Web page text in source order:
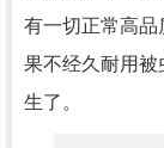
有一切正常高品
果不经久耐用
生了。